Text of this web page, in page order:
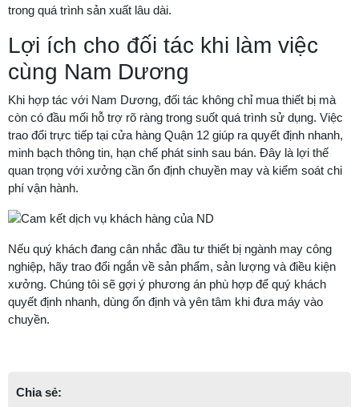
trong quá trình sản xuất lâu dài.
Lợi ích cho đối tác khi làm việc
cùng Nam Dương
Khi hợp tác với Nam Dương, đối tác không chỉ mua thiết bị mà
còn có đầu mối hỗ trợ rõ ràng trong suốt quá trình sử dụng. Việc
trao đổi trực tiếp tại cửa hàng Quận 12 giúp ra quyết định nhanh,
minh bạch thông tin, hạn chế phát sinh sau bán. Đây là lợi thế
quan trọng với xưởng cần ổn định chuyền may và kiểm soát chi
phí vận hành.
Nếu quý khách đang cân nhắc đầu tư thiết bị ngành may công
nghiệp, hãy trao đổi ngắn về sản phẩm, sản lượng và điều kiện
xưởng. Chúng tôi sẽ gợi ý phương án phù hợp để quý khách
quyết định nhanh, dùng ổn định và yên tâm khi đưa máy vào
chuyền.
Chia sẻ: